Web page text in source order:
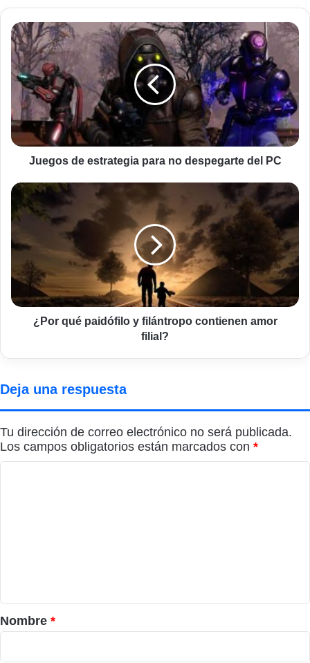
Juegos
de
estrategia
para
no
despegarte
del
PC
Juegos de estrategia para no despegarte del PC
¿Por
qué
paidófilo
filántropo
contienen
amor
filial?
¿Por qué paidófilo y filántropo contienen amor
filial?
Deja una respuesta
Tu dirección de correo electrónico no será publicada.
Los campos obligatorios están marcados con *
r
i
o
Nombre *